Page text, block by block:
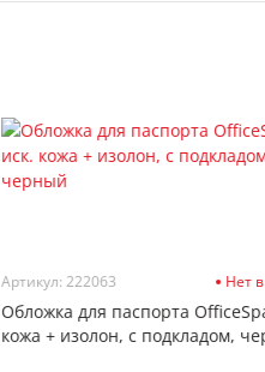
Артикул: 222063 Нет
Обложка для паспорта
кожа + изолон, с подкладом,